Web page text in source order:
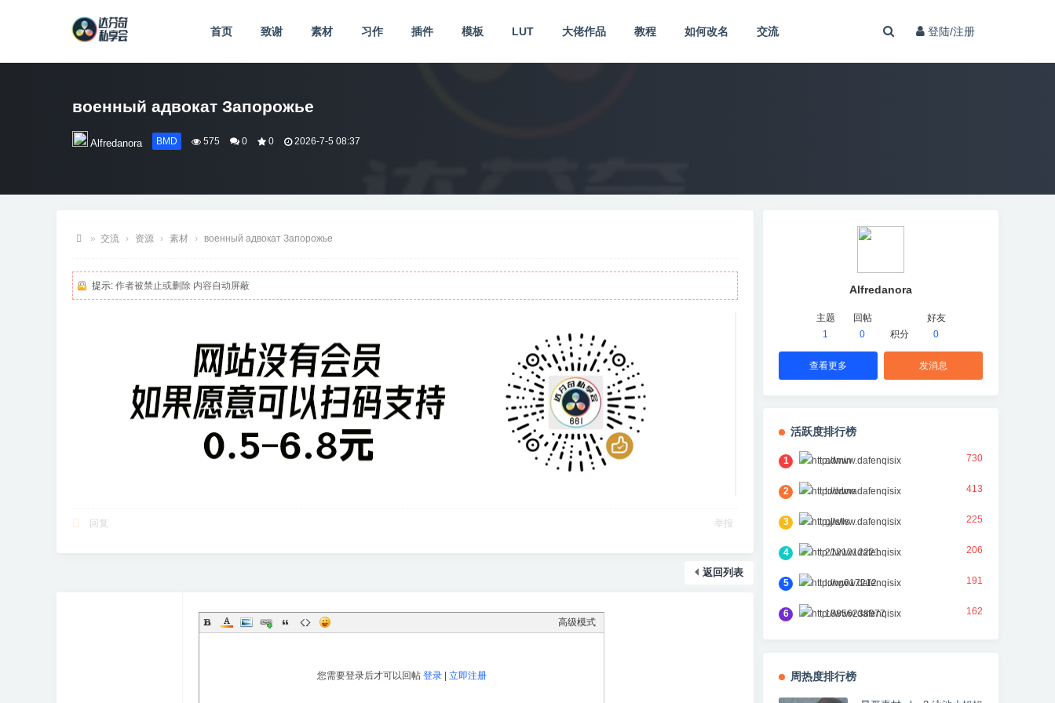
首页 致谢 素材 习作 插件 模板 LUT 大佬作品 教程 如何改名 交流 登陆/注册
военный адвокат Запорожье
Alfredanora BMD 575 0 0 2026-7-5 08:37
芬
» 交流 › 资源 › 素材 › военный адвокат Запорожье
提示: 作者被禁止或删除 内容自动屏蔽
回复 举报
返回列表
高级模式
您需要登录后才可以回帖 登录| 立即注册
Alfredanora
主题
1
回帖
0
积分
好友
0
查看更多 发消息
活跃度排行榜
1 admin 730
2 toddma 413
3 gjlsfls 225
4 2121212221 206
5 long617212 191
6 18856238977 162
周热度排行榜